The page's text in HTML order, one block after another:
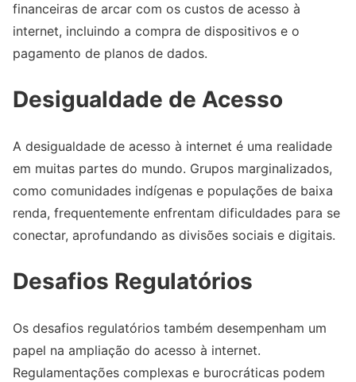
financeiras de arcar com os custos de acesso à
internet, incluindo a compra de dispositivos e o
pagamento de planos de dados.
Desigualdade de Acesso
A desigualdade de acesso à internet é uma realidade
em muitas partes do mundo. Grupos marginalizados,
como comunidades indígenas e populações de baixa
renda, frequentemente enfrentam dificuldades para se
conectar, aprofundando as divisões sociais e digitais.
Desafios Regulatórios
Os desafios regulatórios também desempenham um
papel na ampliação do acesso à internet.
Regulamentações complexas e burocráticas podem